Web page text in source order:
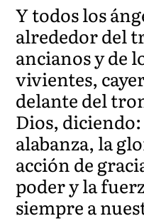
Y todos los
alrededor del
ancianos y de
vivientes,
delante del
Dios,
alabanza, la
acción de
poder y la
siempre a